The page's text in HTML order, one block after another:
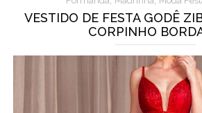
VESTIDO DE FESTA GODÊ
CORPINHO